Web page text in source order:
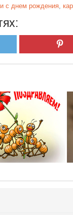
с днем рождения,